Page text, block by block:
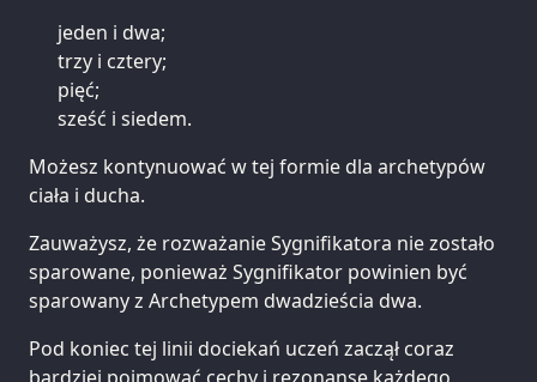
jeden i dwa;
trzy i cztery;
pięć;
sześć i siedem.
Możesz kontynuować w tej formie dla archetypów
ciała i ducha.
Zauważysz, że rozważanie Sygnifikatora nie zostało
sparowane, ponieważ Sygnifikator powinien być
sparowany z Archetypem dwadzieścia dwa.
Pod koniec tej linii dociekań uczeń zaczął coraz